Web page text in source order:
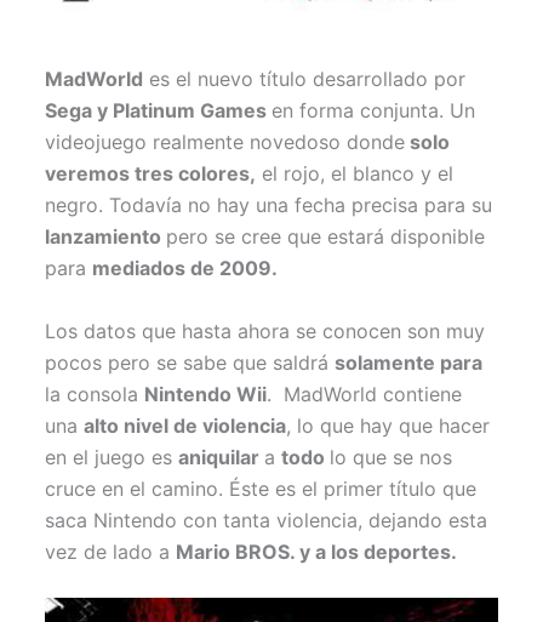
MadWorld es el nuevo título desarrollado por
Sega y Platinum Games en forma conjunta. Un
videojuego realmente novedoso donde solo
veremos tres colores, el rojo, el blanco y el
negro. Todavía no hay una fecha precisa para su
lanzamiento pero se cree que estará disponible
para mediados de 2009.
Los datos que hasta ahora se conocen son muy
pocos pero se sabe que saldrá solamente para
la consola Nintendo Wii. MadWorld contiene
unaalto nivel de violencia, lo que hay que hacer
en el juego esaniquilar atodo lo que se nos
cruce en el camino. Éste es el primer título que
saca Nintendo con tanta violencia, dejando esta
vez de lado a Mario BROS. y a los deportes.